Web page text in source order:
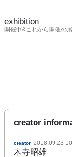
exhibition
開催中&これから開催の
creator
creator 2018.09.23
木寺昭雄